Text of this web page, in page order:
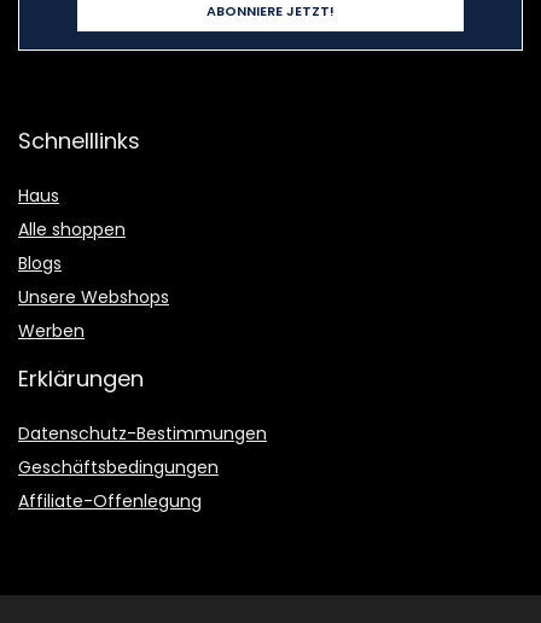
Schnelllinks
Haus
Alle shoppen
Blogs
Unsere Webshops
Werben
Erklärungen
Datenschutz-Bestimmungen
Geschäftsbedingungen
Affiliate-Offenlegung